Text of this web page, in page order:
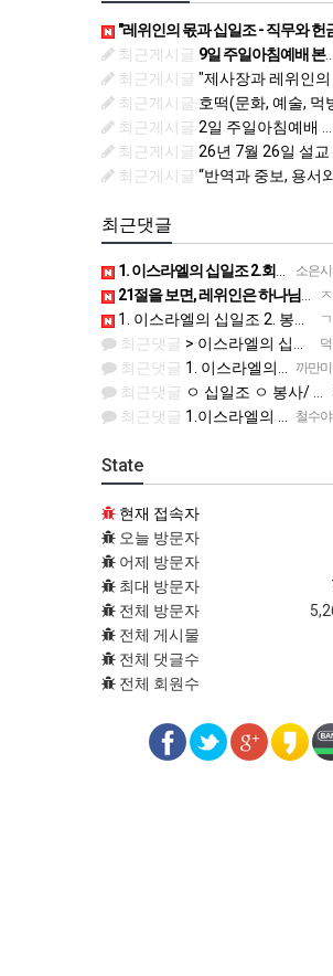
"레위인의 몫과 십일조 - 직무와 헌금에 대한 거룩함” (민수기 18:21-
최근게시글 9일 주일아침예배 본문 및 안내입니다.
최근게시글 "제사장과 레위인의 직무와 기업” (민수기 18:1-20)
최근게시글 호떡(문화, 예술, 먹방)MSG - 7월 우리들의
최근게시글 2일 주일아침예배 본문 및 안내입니다.
최근게시글 26년 7월 26일 설교 원고입
최근게시글 “반역과 중보, 용서와 결과” (민수기 14:11-
최근댓글
소은
1. 이스라엘의 십일조 2.회막에서 봉사 / 자기들의 죄를 담당 3.십일조 4.아름다운것 5.이스라엘 자손의…
21절을 보면, 레위인은 하나님께로부터 무엇을 기업으로 받았습니까? > 이스라엘의 십일조 - 23절에 의하면…
1. 이스라엘의 십일조 2. 봉사 3. 십일조 4. 아름다운 것, 거룩하게 한 부분 5. 죄를 담당하는 것
최근댓글 > 이스라엘의 십일조 > 회막 봉사와자신들의 죄 > 십일조의 십일조 > 가장 좋은 부분 > 성물을 더럽히지 …
까만미
최근댓글 1. 이스라엘의 십일조 2. 회막에서 봉사하며 자기들의 죄를 담당 3. 열째 몫. 십일조의 십일조 4. 받은…
최근댓글 ㅇ 십일조 ㅇ 봉사/ 죄. 담당 ㅇ 십의십일조를 저제물로 드림 ㅇ 흠 없고 아름다운것 ㅇ 죄 / 죽음
철수
최근댓글 1.이스라엘의 십일조 2. 봉사. 죄를 담당 3.십일조 4 흠 없이 좋은 것 5.죄. 죽음
State
현재 접속자
오늘 방문자
어제 방문자
최대 방문자
전체 방문자
전체 게시물
전체 댓글수
전체 회원수